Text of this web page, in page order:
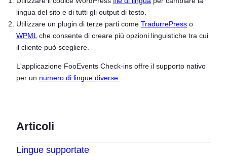
lingua del sito e di tutti gli output di testo.
Utilizzare un plugin di terze parti come TradurrePress o
WPML che consente di creare più opzioni linguistiche tra cui
il cliente può scegliere.
L'applicazione FooEvents Check-ins offre il supporto nativo
per un numero di lingue diverse.
Articoli
Lingue supportate